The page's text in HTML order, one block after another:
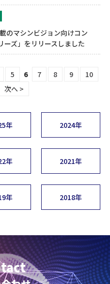
のマシンビジョン向けコン
ーズ」をリリースしました
5 6 7 8 9
10
次へ >
年 2024年
年 2021年
年 2018年